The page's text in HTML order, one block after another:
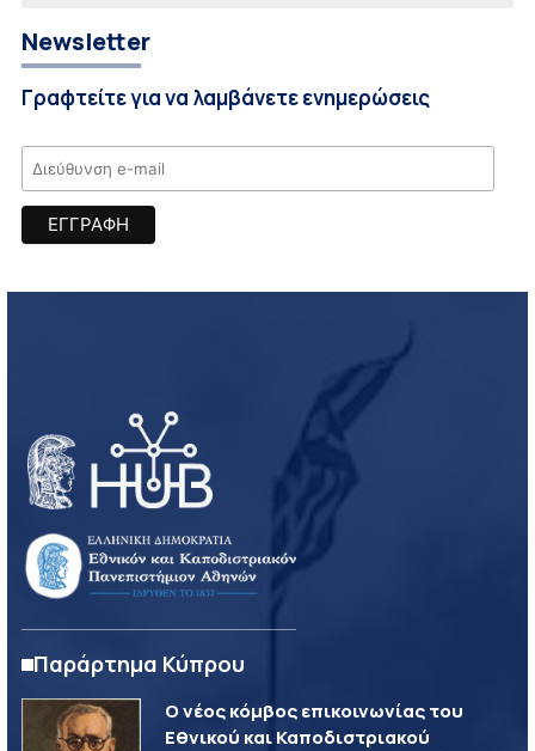
Newsletter
Γραφτείτε για να λαμβάνετε ενημερώσεις
Παράρτημα Κύπρου
Ο νέος κόμβος επικοινωνίας του
Εθνικού και Καποδιστριακού